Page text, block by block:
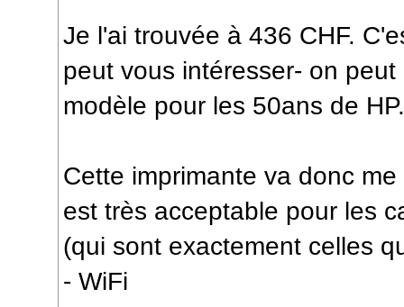
Je l'ai trouvée à 436 CHF.
peut vous intéresser- on
modèle pour les 50ans de
Cette imprimante va donc
est très acceptable pour les
(qui sont exactement celles
- WiFi